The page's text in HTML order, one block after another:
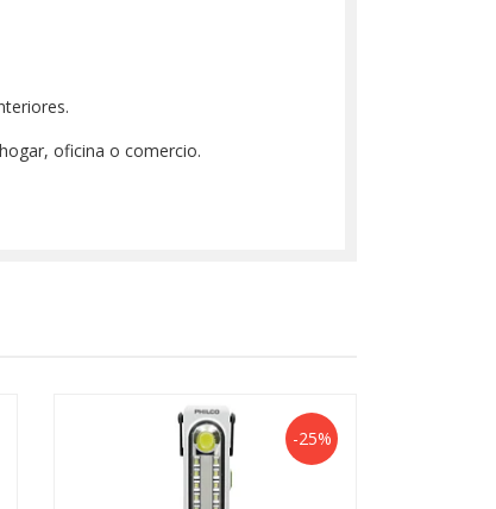
oficina o comercio.
-25%